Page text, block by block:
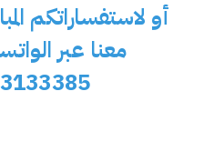
أو لاستفساراتكم
معنا عبر